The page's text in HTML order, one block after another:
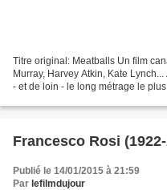
Titre original: Meatballs Un film
Murray, Harvey Atkin, Kate
- et de loin - le long métrage le
Francesco Rosi
Publié le 14/01/2015 à 21:59
Par lefilmdujour